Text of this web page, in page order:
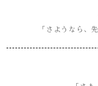
「さようなら、